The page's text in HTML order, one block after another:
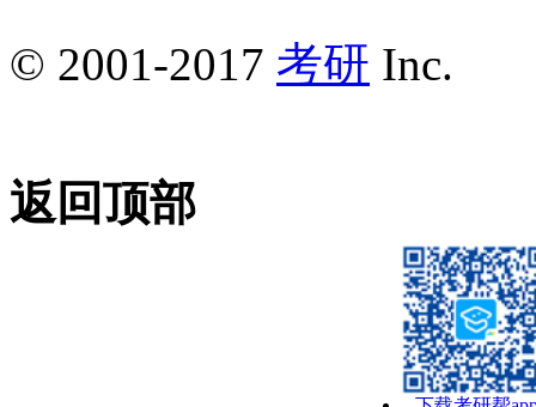
© 2001-2017 考研 Inc.
返回顶部